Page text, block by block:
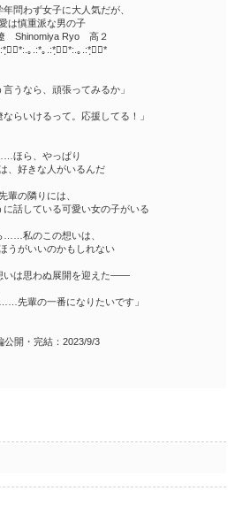
問わず女子に大人気だが、
は慎重派な男の子
Shinomiya Ryo 高２
✤ฺ*:.｡.:*｡.:*ฺ✤ฺ*:.｡.:*ฺ✤ฺ*
言うなら、頑張ってみるか」
らいけるって。応援してる！」
ほら、やっぱり
、好きな人がいるんだ
輩の隣りには、
に話している可愛い女の子がいる
……私のこの想いは、
うがいいのかもしれない
いは思わぬ展開を迎えた――
先輩の一番になりたいです」
開・完結：2023/9/3